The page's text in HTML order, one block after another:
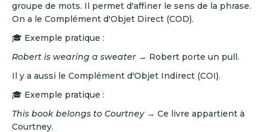
groupe de mots. Il permet d'affiner le sens de la phrase.
On a le Complément d'Objet Direct (COD).
🎓 Exemple pratique :
Robert is wearing a sweater → Robert porte un pull.
Il y a aussi le Complément d'Objet Indirect (COI).
🎓 Exemple pratique :
This book belongs to Courtney→ Ce livre appartient à
Courtney.